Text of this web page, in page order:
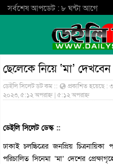
সর্বশেষ আপডেট : ৮ ঘন্টা আগে
ছেলেকে নিয়ে ‘মা’
ডেইলি সিলেট ডট কম ::
প্রকাশিত হয়েছে :
২০২৩, ৫:১২ অপরাহ্ন | ৫:১২ অপরাহ্ন
ডেইলি সিলেট ডেস্ক ::
ঢাকাই চলচ্চিত্রের জনপ্রিয়
পরিচালিত সিনেমা ‘মা’ দেশের